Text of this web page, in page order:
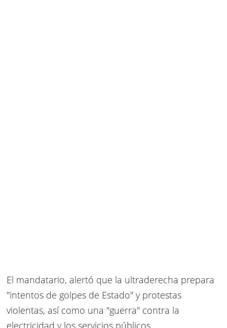
El mandatario, alertó que la ultraderecha prepara
"intentos de golpes de Estado" y protestas
violentas, así como una "guerra" contra la
electricidad y los servicios públicos.